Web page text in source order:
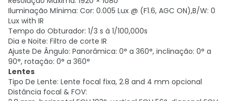
Iluminação Mínima: Cor: 0.005 Lux @ (F1.6, AGC ON),B/W: 0
Lux with IR
Tempo do Obturador: 1/3 s à 1/100,000s
Dia e Noite: Filtro de corte IR
Ajuste De Ângulo: Panorâmica: 0° a 360°, inclinação: 0° a
90°, rotação: 0° a 360°
Lentes
Tipo De Lente: Lente focal fixa, 2.8 and 4 mm opcional
Distância focal & FOV: